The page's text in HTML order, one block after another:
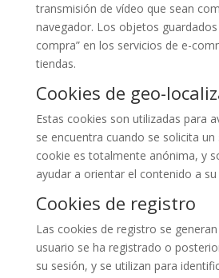
transmisión de vídeo que sean
navegador. Los objetos
compra” en los servicios de e-
tiendas.
Cookies de geo-
Estas cookies son utilizadas para
se encuentra cuando se solicita un
cookie es totalmente anónima, y
ayudar a orientar el contenido a su
Cookies de registro
Las cookies de registro se
usuario se ha registrado o
su sesión, y se utilizan para